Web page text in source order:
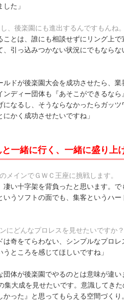
た」
、後楽園にも進出するんですもんね。
ことは、誰にも相談せずにリング上
、引っ込みつかない状況にでもなら
ルドが後楽園大会を成功させたら、
ンディー団体も『あそこができるな
になるし、そうならなかったらガッ
かく成功させたいですね」
一緒に行く、一緒に盛り上
メインでＧＷＣ王座に挑戦します。
凄い十字架を背負ったと思います。
いうソフトの面でも、集客というハ
にどんなプロレスを見せたいですか？
は奇をてらわない、シンプルなプロ
ところを感じてほしいですね」
団体が後楽園でやるのとは意味が違
集大成を見せたいです。意識してき
かった』と思ってもらえる空間づくり